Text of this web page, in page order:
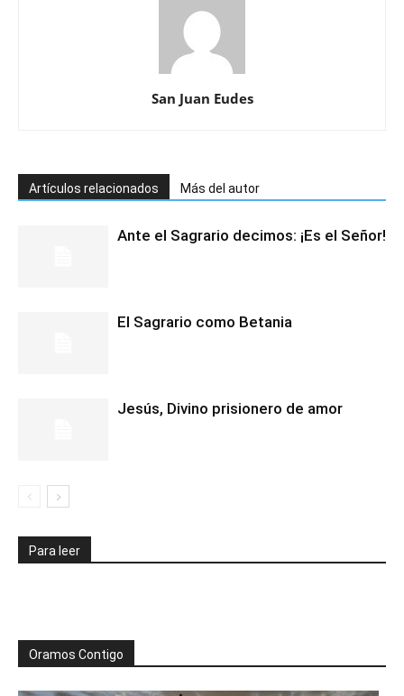
San Juan Eudes
Artículos relacionados Más del autor
Ante el Sagrario decimos: ¡Es el Señor!
El Sagrario como Betania
Jesús, Divino prisionero de amor
Para leer
Oramos Contigo